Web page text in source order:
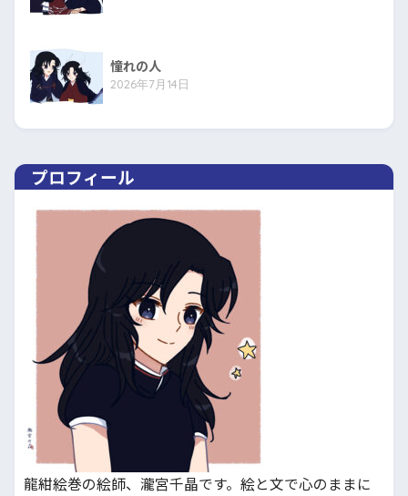
憧れの人
2026年7月14日
プロフィール
龍紺絵巻の絵師、瀧宮千晶です。絵と文で心のままに